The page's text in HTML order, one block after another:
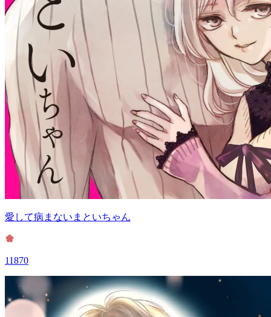
愛して病まないまといちゃん
11870